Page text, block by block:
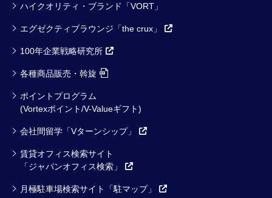
ハイクオリティ・ブランド「VORT」
エグゼクティブラウンジ「the crux」
100年企業戦略研究所
各種商品販売・斡旋
ポイントプログラム
(Vortexポイント/V-Valueギフト)
会社間留学「Vターンシップ」
賃貸オフィス検索サイト
「ジャパンオフィス検索」
月極駐車場検索サイト「駐マップ」